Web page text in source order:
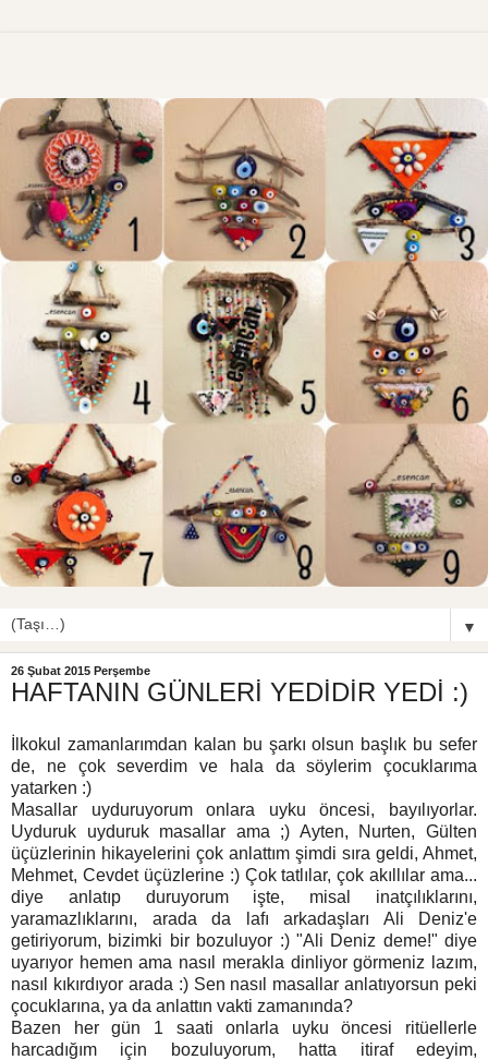
▼
26 Şubat 2015 Perşembe
HAFTANIN GÜNLERİ YEDİDİR YEDİ :)
İlkokul zamanlarımdan kalan bu şarkı olsun başlık bu sefer
de, ne çok severdim ve hala da söylerim çocuklarıma
yatarken :)
Masallar uyduruyorum onlara uyku öncesi, bayılıyorlar.
Uyduruk uyduruk masallar ama ;) Ayten, Nurten, Gülten
üçüzlerinin hikayelerini çok anlattım şimdi sıra geldi, Ahmet,
Mehmet, Cevdet üçüzlerine :) Çok tatlılar, çok akıllılar ama...
diye anlatıp duruyorum işte, misal inatçılıklarını,
yaramazlıklarını, arada da lafı arkadaşları Ali Deniz'e
getiriyorum, bizimki bir bozuluyor :) "Ali Deniz deme!" diye
uyarıyor hemen ama nasıl merakla dinliyor görmeniz lazım,
nasıl kıkırdıyor arada :) Sen nasıl masallar anlatıyorsun peki
çocuklarına, ya da anlattın vakti zamanında?
Bazen her gün 1 saati onlarla uyku öncesi ritüellerle
harcadığım için bozuluyorum, hatta itiraf edeyim,